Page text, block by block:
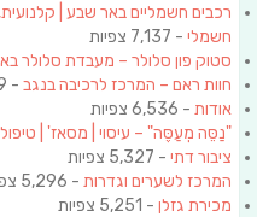
רכבים חשמליים באר שבע |
חשמלי - 7,137 צפיות
סטוק פון סלולר – מעבדת סלולר
חוות ראם – המרכז לרכיבה בנגב - 6,809 צפיות
אודות - 6,536 צפיות
"נַסֵּה מְעַסֶּה" – עיסוי | מסאז' |
ציבור דתי - 5,327 צפיות
המרכז לשערים וגדרות - 5,296 צפיות
מכירת גזלן - 5,251 צפיות